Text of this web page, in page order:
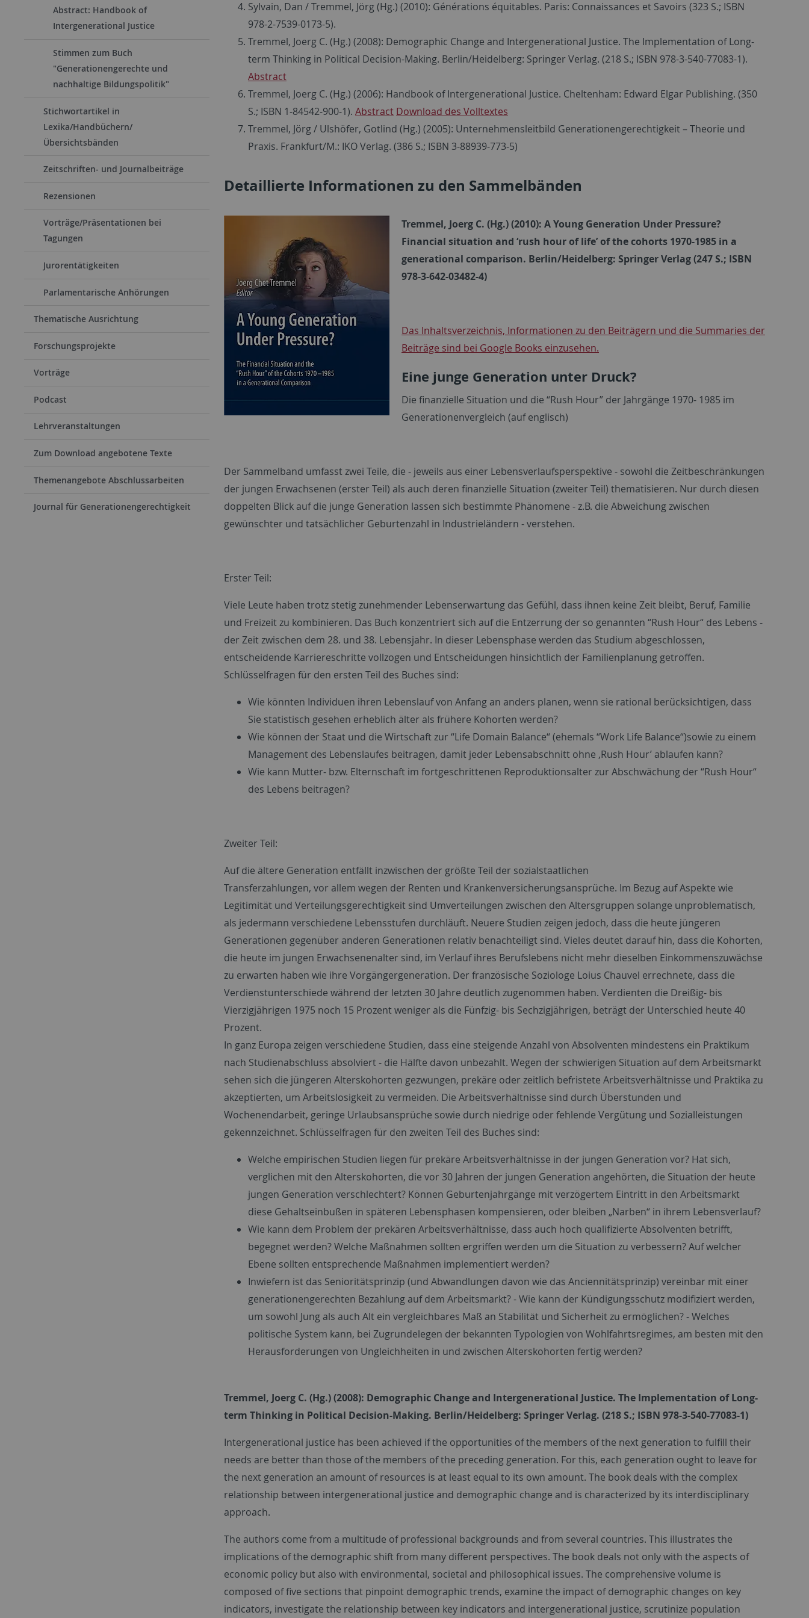
Abstract: Handbook of
Intergenerational Justice
Stimmen zum Buch
"Generationengerechte und
nachhaltige Bildungspolitik"
Stichwortartikel in
Lexika/Handbüchern/
Übersichtsbänden
Zeitschriften- und Journalbeiträge
Rezensionen
Vorträge/Präsentationen bei
Tagungen
Jurorentätigkeiten
Parlamentarische Anhörungen
Thematische Ausrichtung
Forschungsprojekte
Vorträge
Podcast
Lehrveranstaltungen
Zum Download angebotene Texte
Themenangebote Abschlussarbeiten
Journal für Generationengerechtigkeit
Sylvain, Dan / Tremmel, Jörg (Hg.) (2010): Générations équitables. Paris: Connaissances et Savoirs (323 S.; ISBN
978-2-7539-0173-5).
Tremmel, Joerg C. (Hg.) (2008): Demographic Change and Intergenerational Justice. The Implementation of Long-
term Thinking in Political Decision-Making. Berlin/Heidelberg: Springer Verlag. (218 S.; ISBN 978-3-540-77083-1).
Abstract
Tremmel, Joerg C. (Hg.) (2006): Handbook of Intergenerational Justice. Cheltenham: Edward Elgar Publishing. (350
S.; ISBN 1-84542-900-1). Abstract Download des Volltextes
Tremmel, Jörg / Ulshöfer, Gotlind (Hg.) (2005): Unternehmensleitbild Generationengerechtig­keit – Theorie und
Praxis. Frankfurt/M.: IKO Verlag. (386 S.; ISBN 3-88939-773-5)
Detaillierte Informationen zu den Sammelbänden
Tremmel, Joerg C. (Hg.) (2010): A Young Generation Under Pressure?
Financial situation and ‘rush hour of life’ of the cohorts 1970-1985 in a
generational comparison. Berlin/Heidelberg: Springer Verlag (247 S.; ISBN
978-3-642-03482-4)
Das Inhaltsverzeichnis, Informationen zu den Beiträgern und die Summaries der
Beiträge sind bei Google Books einzusehen.
Eine junge Generation unter Druck?
Die finanzielle Situation und die “Rush Hour” der Jahrgänge 1970- 1985 im
Generationenvergleich (auf englisch)
Der Sammelband umfasst zwei Teile, die - jeweils aus einer Lebensverlaufsperspektive - sowohl die Zeitbeschränkungen
der jungen Erwachsenen (erster Teil) als auch deren finanzielle Situation (zweiter Teil) thematisieren. Nur durch diesen
doppelten Blick auf die junge Generation lassen sich bestimmte Phänomene - z.B. die Abweichung zwischen
gewünschter und tatsächlicher Geburtenzahl in Industrieländern - verstehen.
Erster Teil:
Viele Leute haben trotz stetig zunehmender Lebenserwartung das Gefühl, dass ihnen keine Zeit bleibt, Beruf, Familie
und Freizeit zu kombinieren. Das Buch konzentriert sich auf die Entzerrung der so genannten “Rush Hour“ des Lebens -
der Zeit zwischen dem 28. und 38. Lebensjahr. In dieser Lebensphase werden das Studium abgeschlossen,
entscheidende Karriereschritte vollzogen und Entscheidungen hinsichtlich der Familienplanung getroffen.
Schlüsselfragen für den ersten Teil des Buches sind:
Wie könnten Individuen ihren Lebenslauf von Anfang an anders planen, wenn sie rational berücksichtigen, dass
Sie statistisch gesehen erheblich älter als frühere Kohorten werden?
Wie können der Staat und die Wirtschaft zur “Life Domain Balance“ (ehemals “Work Life Balance“)sowie zu einem
Management des Lebenslaufes beitragen, damit jeder Lebensabschnitt ohne ‚Rush Hour’ ablaufen kann?
Wie kann Mutter- bzw. Elternschaft im fortgeschrittenen Reproduktionsalter zur Abschwächung der “Rush Hour“
des Lebens beitragen?
Zweiter Teil:
Auf die ältere Generation entfällt inzwischen der größte Teil der sozialstaatlichen
Transferzahlungen, vor allem wegen der Renten und Krankenversicherungsansprüche. Im Bezug auf Aspekte wie
Legitimität und Verteilungsgerechtigkeit sind Umverteilungen zwischen den Altersgruppen solange unproblematisch,
als jedermann verschiedene Lebensstufen durchläuft. Neuere Studien zeigen jedoch, dass die heute jüngeren
Generationen gegenüber anderen Generationen relativ benachteiligt sind. Vieles deutet darauf hin, dass die Kohorten,
die heute im jungen Erwachsenenalter sind, im Verlauf ihres Berufslebens nicht mehr dieselben Einkommenszuwächse
zu erwarten haben wie ihre Vorgängergeneration. Der französische Soziologe Loius Chauvel errechnete, dass die
Verdienstunterschiede während der letzten 30 Jahre deutlich zugenommen haben. Verdienten die Dreißig- bis
Vierzigjährigen 1975 noch 15 Prozent weniger als die Fünfzig- bis Sechzigjährigen, beträgt der Unterschied heute 40
Prozent.
In ganz Europa zeigen verschiedene Studien, dass eine steigende Anzahl von Absolventen mindestens ein Praktikum
nach Studienabschluss absolviert - die Hälfte davon unbezahlt. Wegen der schwierigen Situation auf dem Arbeitsmarkt
sehen sich die jüngeren Alterskohorten gezwungen, prekäre oder zeitlich befristete Arbeitsverhältnisse und Praktika zu
akzeptierten, um Arbeitslosigkeit zu vermeiden. Die Arbeitsverhältnisse sind durch Überstunden und
Wochenendarbeit, geringe Urlaubsansprüche sowie durch niedrige oder fehlende Vergütung und Sozialleistungen
gekennzeichnet. Schlüsselfragen für den zweiten Teil des Buches sind:
Welche empirischen Studien liegen für prekäre Arbeitsverhältnisse in der jungen Generation vor? Hat sich,
verglichen mit den Alterskohorten, die vor 30 Jahren der jungen Generation angehörten, die Situation der heute
jungen Generation verschlechtert? Können Geburtenjahrgänge mit verzögertem Eintritt in den Arbeitsmarkt
diese Gehaltseinbußen in späteren Lebensphasen kompensieren, oder bleiben „Narben“ in ihrem Lebensverlauf?
Wie kann dem Problem der prekären Arbeitsverhältnisse, dass auch hoch qualifizierte Absolventen betrifft,
begegnet werden? Welche Maßnahmen sollten ergriffen werden um die Situation zu verbessern? Auf welcher
Ebene sollten entsprechende Maßnahmen implementiert werden?
Inwiefern ist das Senioritätsprinzip (und Abwandlungen davon wie das Anciennitätsprinzip) vereinbar mit einer
generationengerechten Bezahlung auf dem Arbeitsmarkt? - Wie kann der Kündigungsschutz modifiziert werden,
um sowohl Jung als auch Alt ein vergleichbares Maß an Stabilität und Sicherheit zu ermöglichen? - Welches
politische System kann, bei Zugrundelegen der bekannten Typologien von Wohlfahrtsregimes, am besten mit den
Herausforderungen von Ungleichheiten in und zwischen Alterskohorten fertig werden?
Tremmel, Joerg C. (Hg.) (2008): Demographic Change and Intergenerational Justice. The Implementation of Long-
term Thinking in Political Decision-Making. Berlin/Heidelberg: Springer Verlag. (218 S.; ISBN 978-3-540-77083-1)
Intergenerational justice has been achieved if the opportunities of the members of the next generation to fulfill their
needs are better than those of the members of the preceding generation. For this, each generation ought to leave for
the next generation an amount of resources is at least equal to its own amount. The book deals with the complex
relationship between intergenerational justice and demographic change and is characterized by its interdisciplinary
approach.
The authors come from a multitude of professional backgrounds and from several countries. This illustrates the
implications of the demographic shift from many different perspectives. The book deals not only with the aspects of
economic policy but also with environmental, societal and philosophical issues. The comprehensive volume is
composed of five sections that pinpoint demographic trends, examine the impact of demographic changes on key
indicators, investigate the relationship between key indicators and intergenerational justice, scrutinize population